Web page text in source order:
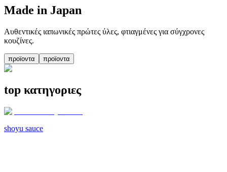
Made in Japan
Αυθεντικές ιαπωνικές πρώτες ύλες, φτιαγμένες για σύγχρονες
κουζίνες.
προϊοντα προϊοντα
top κατηγοριες
shoyu sauce